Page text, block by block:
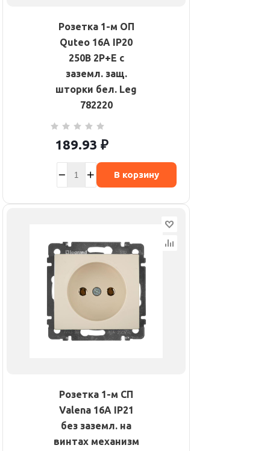
Розетка 1-м ОП
Quteo 16А IP20
250В 2P+E с
заземл. защ.
шторки бел. Leg
782220
189.93 ₽
В корзину
Розетка 1-м СП
Valena 16А IP21
без заземл. на
винтах механизм